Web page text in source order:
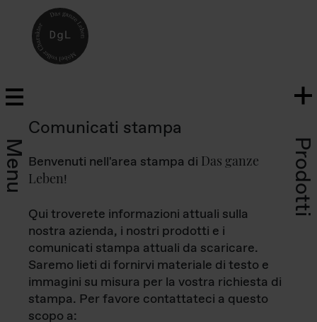
Menu Prodotti
Comunicati stampa
Benvenuti nell'area stampa di Das ganze
Leben!
Qui troverete informazioni attuali sulla
nostra azienda, i nostri prodotti e i
comunicati stampa attuali da scaricare.
Saremo lieti di fornirvi materiale di testo e
immagini su misura per la vostra richiesta di
stampa. Per favore contattateci a questo
scopo a: